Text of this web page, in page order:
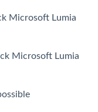
Microsoft Lumia
Microsoft Lumia